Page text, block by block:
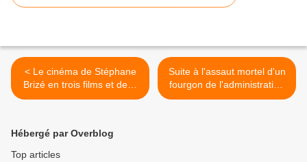
< Le cinéma de Stéphane
Brizé en trois films et deux
entretiens sur arte.tv -
Suite à l'assaut mortel d'un
fourgon de l'administration
pénitentiaire le 14 mai 2024
Hébergé par Overblog
Top articles